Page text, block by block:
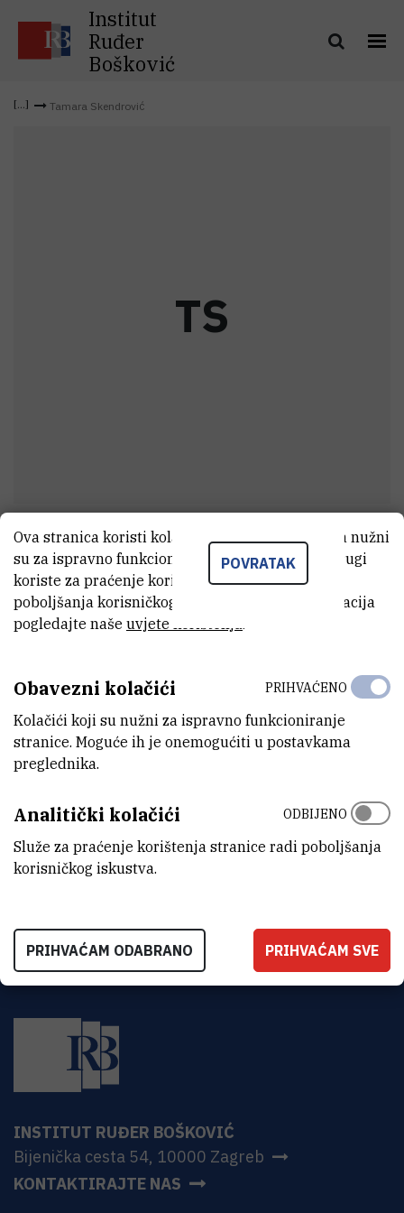
Institut
Ruđer
Bošković
Tamara Skendrović
TS
TamaraSkendrović
Viši stručni savjetnik u administraciji
+385 99 484 1592
ORGANIZACIJSKA JEDINICA
ADRESA
Institut Ruđer Bošković
Bijenička 54
HR-10000 Zagreb
INSTITUT RUĐER BOŠKOVIĆ
Bijenička cesta 54, 10000 Zagreb
KONTAKTIRAJTE NAS
POVRATAK
Ova stranica koristi kolačiće. Neki od tih kolačića nužni
su za ispravno funkcioniranje stranice, dok se drugi
koriste za praćenje korištenja stranice radi
poboljšanja korisničkog iskustva. Za više informacija
pogledajte naše uvjete korištenja.
Obavezni kolačići
Kolačići koji su nužni za ispravno funkcioniranje
stranice. Moguće ih je onemogućiti u postavkama
preglednika.
PRIHVAĆENO
Analitički kolačići
Služe za praćenje korištenja stranice radi poboljšanja
korisničkog iskustva.
ODBIJENO
PRIHVAĆAM ODABRANO PRIHVAĆAM SVE